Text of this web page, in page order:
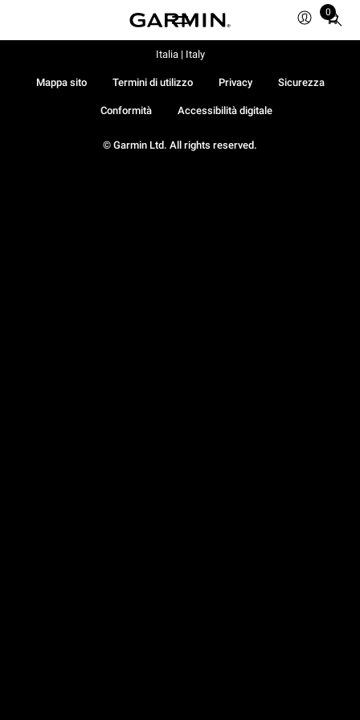
0
Total
© Garmin Ltd. All rights reserved.
Mappa sito Termini di utilizzo Privacy Sicurezza
Conformità Accessibilità digitale
Italia | Italy